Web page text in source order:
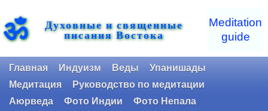
ॐ Духовные и священные
писания Востока
Meditation
guide
Главная Индуизм Веды
Упанишады
Медитация
Руководство по медитации
Аюрведа
Фото Индии Фото Непала